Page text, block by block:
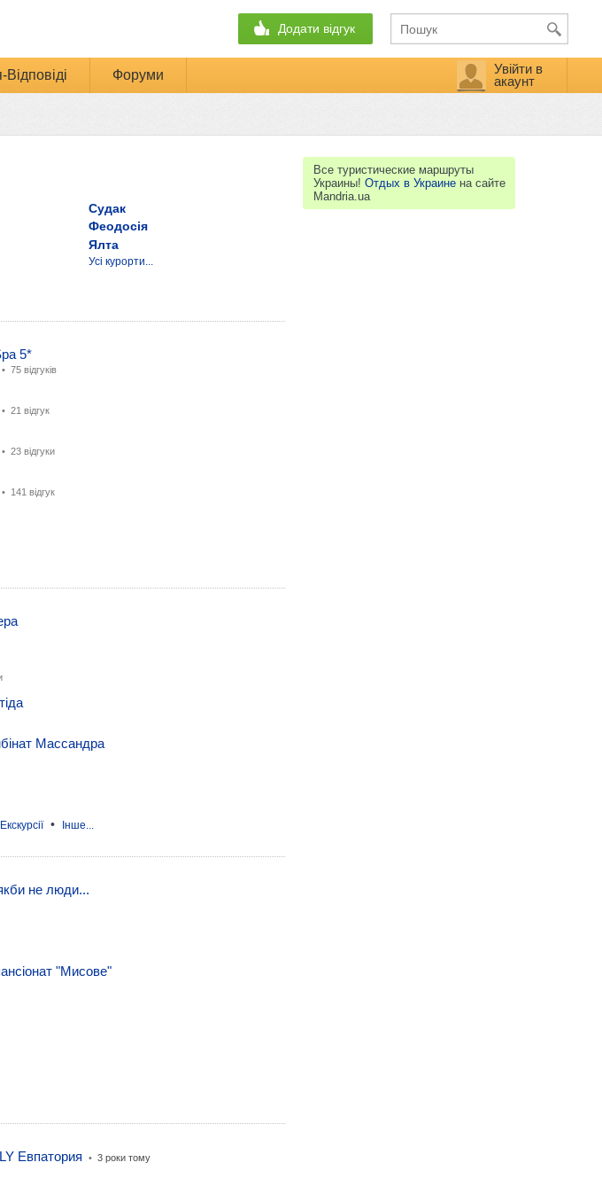
Додати відгук
Форуми
Увійти в
акаунт
Судак
Феодосія
Ялта
Усі курорти...
5*
• 75 відгуків
• 21 відгук
• 23 відгуки
• 141 відгук
Массандра
Екскурсії• Інше...
не люди...
"Мисове"
Евпатория • 3 роки тому
Все туристические маршруты
Украины! Отдых в Украинена сайте
Mandria.ua